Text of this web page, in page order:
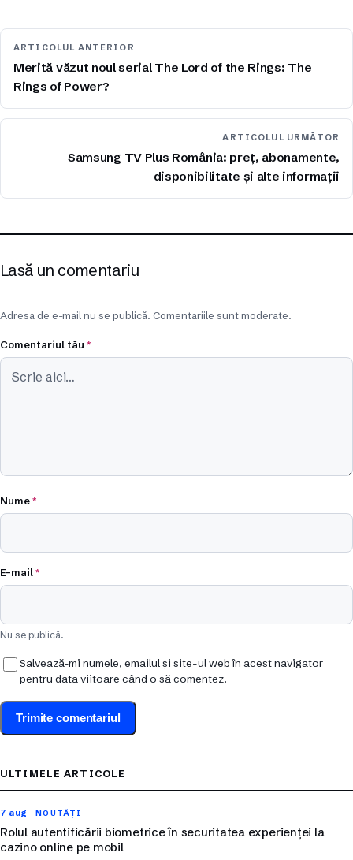
ARTICOLUL ANTERIOR
Merită văzut noul serial The Lord of the Rings: The
Rings of Power?
ARTICOLUL URMĂTOR
Samsung TV Plus România: preț, abonamente,
disponibilitate și alte informații
Lasă un comentariu
Adresa de e-mail nu se publică. Comentariile sunt moderate.
Comentariul tău *
Nume*
E-mail*
Nu se publică.
Salvează-mi numele, emailul și site-ul web în acest navigator
pentru data viitoare când o să comentez.
ULTIMELE ARTICOLE
7 aug NOUTĂȚI
Rolul autentificării biometrice în securitatea experienței la
cazino online pe mobil